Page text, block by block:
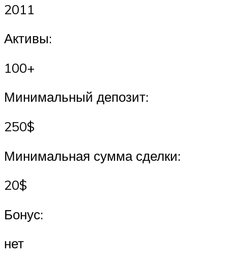
2011
Активы:
100+
Минимальный депозит:
250$
Минимальная сумма сделки:
20$
Бонус:
нет